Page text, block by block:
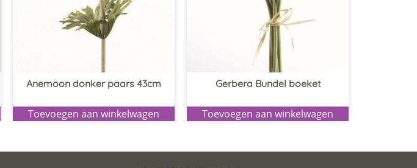
Anemoon donker paars 43cm
Toevoegen aan winkelwagen
Gerbera Bundel boeket
Toevoegen aan winkelwagen